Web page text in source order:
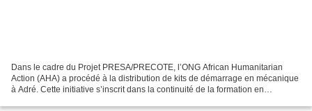
Dans le cadre du Projet PRESA/PRECOTE, l’ONG African Humanitarian
Action (AHA) a procédé à la distribution de kits de démarrage en mécanique
à Adré. Cette initiative s’inscrit dans la continuité de la formation en